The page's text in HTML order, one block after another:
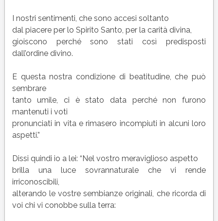
I nostri sentimenti, che sono accesi soltanto
dal piacere per lo Spirito Santo, per la carità divina,
gioiscono perché sono stati così predisposti
dall’ordine divino.
E questa nostra condizione di beatitudine, che può
sembrare
tanto umile, ci è stato data perché non furono
mantenuti i voti
pronunciati in vita e rimasero incompiuti in alcuni loro
aspetti.”
Dissi quindi io a lei: “Nel vostro meraviglioso aspetto
brilla una luce sovrannaturale che vi rende
irriconoscibili,
alterando le vostre sembianze originali, che ricorda di
voi chi vi conobbe sulla terra: